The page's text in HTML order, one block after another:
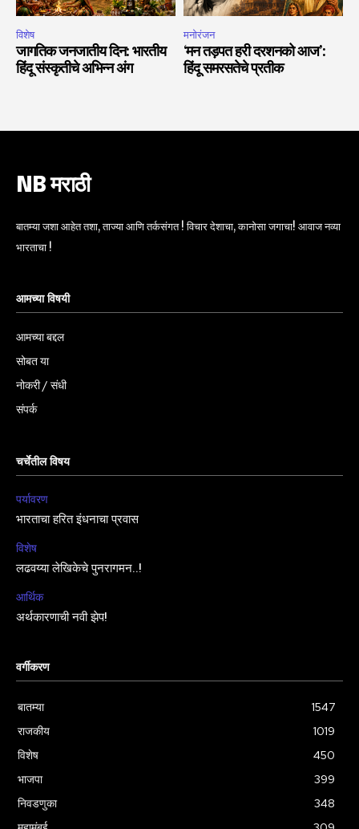
विशेष
जागतिक जनजातीय दिन: भारतीय
हिंदू संस्कृतीचे अभिन्न अंग
मनोरंजन
‘मन तड़पत हरी दरशनको आज’:
हिंदू समरसतेचे प्रतीक
NB मराठी
बातम्या जशा आहेत तशा, ताज्या आणि तर्कसंगत ! विचार देशाचा, कानोसा जगाचा! आवाज नव्या
भारताचा !
आमच्या विषयी
आमच्या बद्दल
सोबत या
नोकरी / संधी
संपर्क
चर्चेतील विषय
पर्यावरण
भारताचा हरित इंधनाचा प्रवास
विशेष
लढवय्या लेखिकेचे पुनरागमन..!
आर्थिक
अर्थकारणाची नवी झेप!
वर्गीकरण
बातम्या
1547
राजकीय
1019
विशेष
450
भाजपा
399
निवडणुका
348